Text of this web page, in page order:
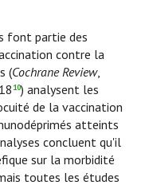
font partie des
contre la
(Cochrane Review,
10) analysent les
de la vaccination
atteints
concluent qu'il
sur la morbidité
toutes les études